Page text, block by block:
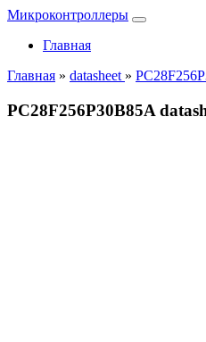
Микроконтроллеры
Главная
Главная » datasheet »
PC28F256P30B85A